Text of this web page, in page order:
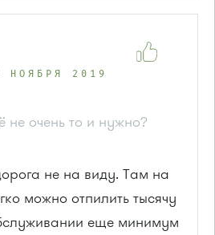
НОЯБРЯ 2019
не очень то и нужно?
не на виду. Там на
можно отпилить тысячу
еще минимум